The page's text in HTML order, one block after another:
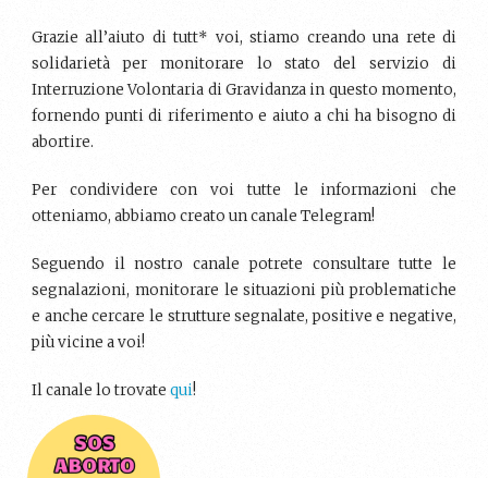
Grazie all’aiuto di tutt* voi, stiamo creando una rete di
solidarietà per monitorare lo stato del servizio di
Interruzione Volontaria di Gravidanza in questo momento,
fornendo punti di riferimento e aiuto a chi ha bisogno di
abortire.
Per condividere con voi tutte le informazioni che
otteniamo, abbiamo creato un canale Telegram!
Seguendo il nostro canale potrete consultare tutte le
segnalazioni, monitorare le situazioni più problematiche
e anche cercare le strutture segnalate, positive e negative,
più vicine a voi!
Il canale lo trovate qui!